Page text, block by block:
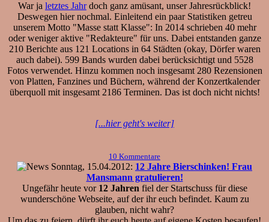
War ja letztes Jahrdoch ganz amüsant, unser Jahresrückblick!
Deswegen hier nochmal. Einleitend ein paar Statistiken getreu
unserem Motto "Masse statt Klasse": In 2014 schrieben 40 mehr
oder weniger aktive "Redakteure" für uns. Dabei entstanden ganze
210 Berichte aus 121 Locations in 64 Städten (okay, Dörfer waren
auch dabei). 599 Bands wurden dabei berücksichtigt und 5528
Fotos verwendet. Hinzu kommen noch insgesamt 280 Rezensionen
von Platten, Fanzines und Büchern, während der Konzertkalender
überquoll mit insgesamt 2186 Terminen. Das ist doch nicht nichts!
[...hier geht's weiter]
10 Kommentare
Sonntag, 15.04.2012: 12 Jahre Bierschinken! Frau
Mansmann gratulieren!
Ungefähr heute vor 12 Jahren fiel der Startschuss für diese
wunderschöne Webseite, auf der ihr euch befindet. Kaum zu
glauben, nicht wahr?